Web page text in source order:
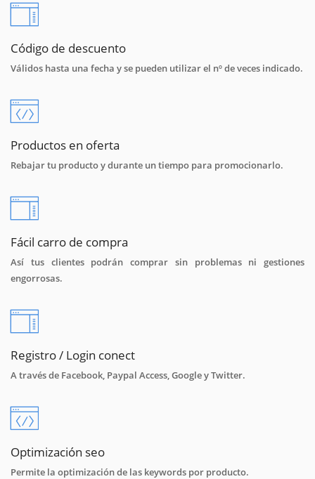
Código de descuento
Válidos hasta una fecha y se pueden utilizar el nº de veces indicado.
Productos en oferta
Rebajar tu producto y durante un tiempo para promocionarlo.
Fácil carro de compra
Así tus clientes podrán comprar sin problemas ni gestiones
engorrosas.
Registro / Login conect
A través de Facebook, Paypal Access, Google y Twitter.
Optimización seo
Permite la optimización de las keywords por producto.